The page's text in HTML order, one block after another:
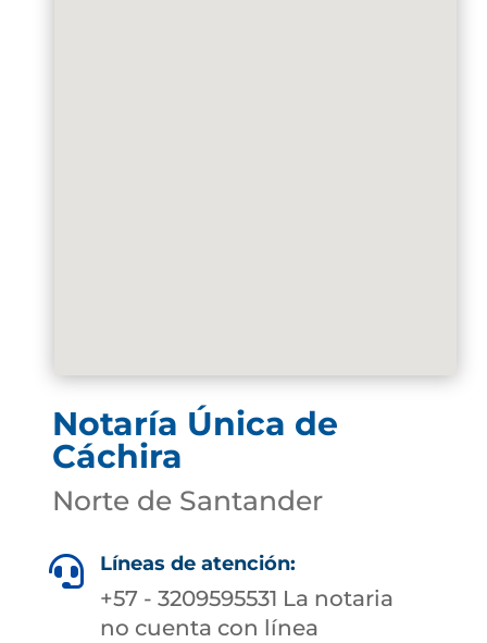
Notaría Única de
Cáchira
Norte de Santander
 Líneas de atención:
+57 - 3209595531 La notaria
no cuenta con línea